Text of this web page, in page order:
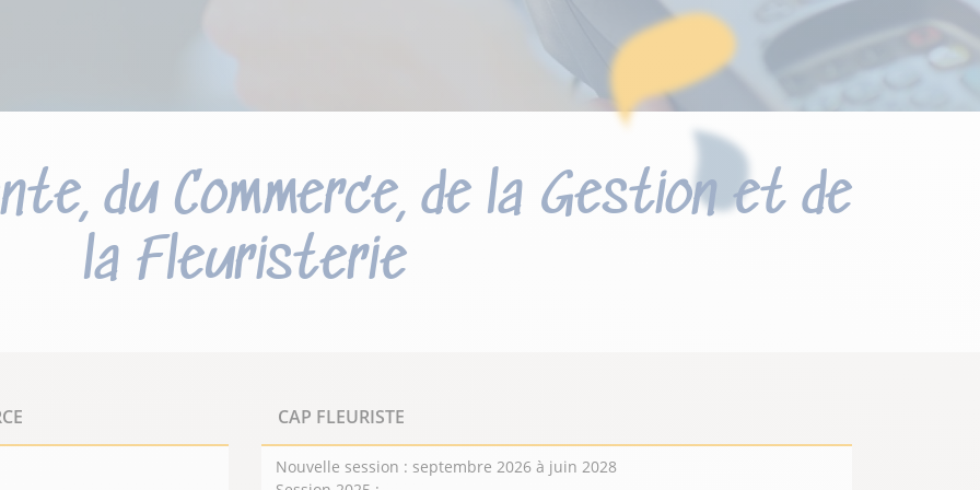
du Commerce, de la Gestion et de
la Fleuristerie
et de
CAP FLEURISTE
Nouvelle session : septembre 2026 à juin 2028